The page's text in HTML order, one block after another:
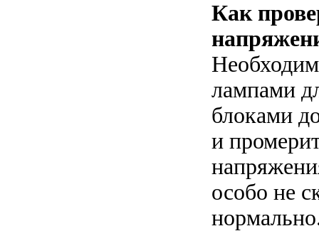
Как
лампами
блоками
и
особо не